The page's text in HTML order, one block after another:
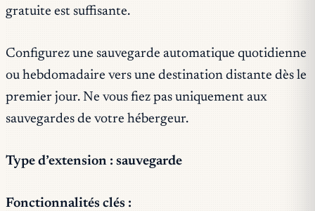
gratuite est suffisante.
Configurez une sauvegarde automatique quotidienne
ou hebdomadaire vers une destination distante dès le
premier jour. Ne vous fiez pas uniquement aux
sauvegardes de votre hébergeur.
Type d’extension : sauvegarde
Fonctionnalités clés :